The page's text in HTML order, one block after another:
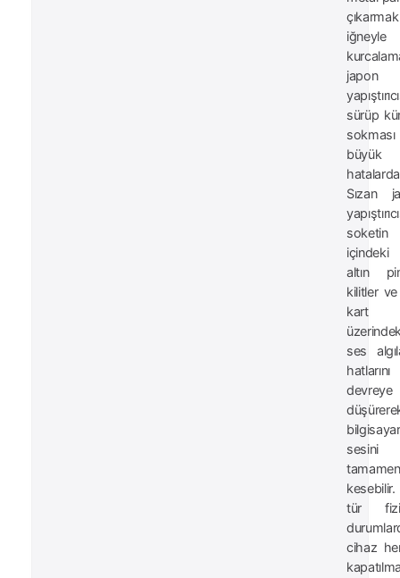
iğneyle
japon
sürüp
büyük
Sızan
soketin
içindeki
altın
kilitler
kart
ses
hatlarını
devreye
sesini
tamamen
tür
cihaz